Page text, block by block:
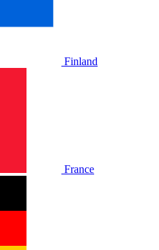
Finland
France